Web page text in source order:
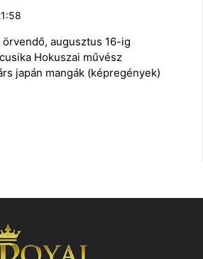
augusztus 16-ig
Hokuszai művész
japán mangák (képregények)